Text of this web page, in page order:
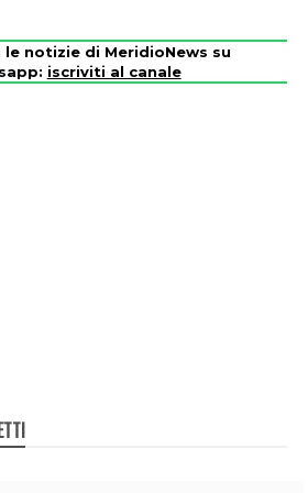
le notizie di MeridioNews su
iscriviti al canale